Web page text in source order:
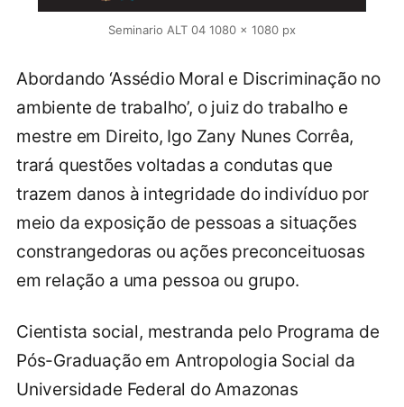
Seminario ALT 04 1080 × 1080 px
Abordando ‘Assédio Moral e Discriminação no
ambiente de trabalho’, o juiz do trabalho e
mestre em Direito, Igo Zany Nunes Corrêa,
trará questões voltadas a condutas que
trazem danos à integridade do indivíduo por
meio da exposição de pessoas a situações
constrangedoras ou ações preconceituosas
em relação a uma pessoa ou grupo.
Cientista social, mestranda pelo Programa de
Pós-Graduação em Antropologia Social da
Universidade Federal do Amazonas